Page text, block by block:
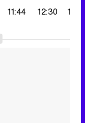
11:44 12:30